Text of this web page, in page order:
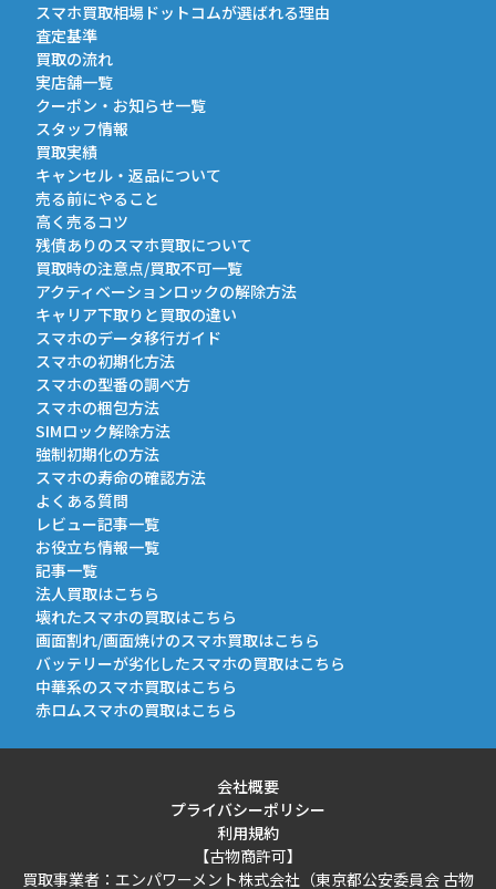
スマホ買取相場ドットコムが選ばれる理由
査定基準
買取の流れ
実店舗一覧
クーポン・お知らせ一覧
スタッフ情報
買取実績
キャンセル・返品について
売る前にやること
高く売るコツ
残債ありのスマホ買取について
買取時の注意点/買取不可一覧
アクティベーションロックの解除方法
キャリア下取りと買取の違い
スマホのデータ移行ガイド
スマホの初期化方法
スマホの型番の調べ方
スマホの梱包方法
SIMロック解除方法
強制初期化の方法
スマホの寿命の確認方法
よくある質問
レビュー記事一覧
お役立ち情報一覧
記事一覧
法人買取はこちら
壊れたスマホの買取はこちら
画面割れ/画面焼けのスマホ買取はこちら
バッテリーが劣化したスマホの買取はこちら
中華系のスマホ買取はこちら
赤ロムスマホの買取はこちら
会社概要
プライバシーポリシー
利用規約
【古物商許可】
買取事業者：エンパワーメント株式会社（東京都公安委員会 古物